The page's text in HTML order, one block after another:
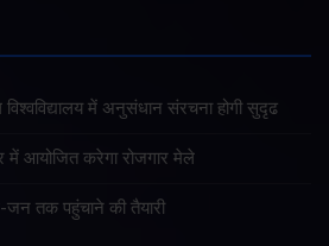
में अनुसंधान संरचना होगी सुदृढ
में आयोजित करेगा रोजगार मेले
जन तक पहुंचाने की तैयारी